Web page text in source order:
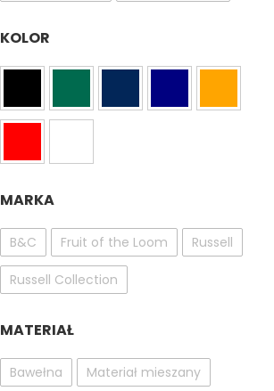
KOLOR
MARKA
B&C Fruit of the Loom Russell
Russell Collection
MATERIAŁ
Bawełna Materiał mieszany